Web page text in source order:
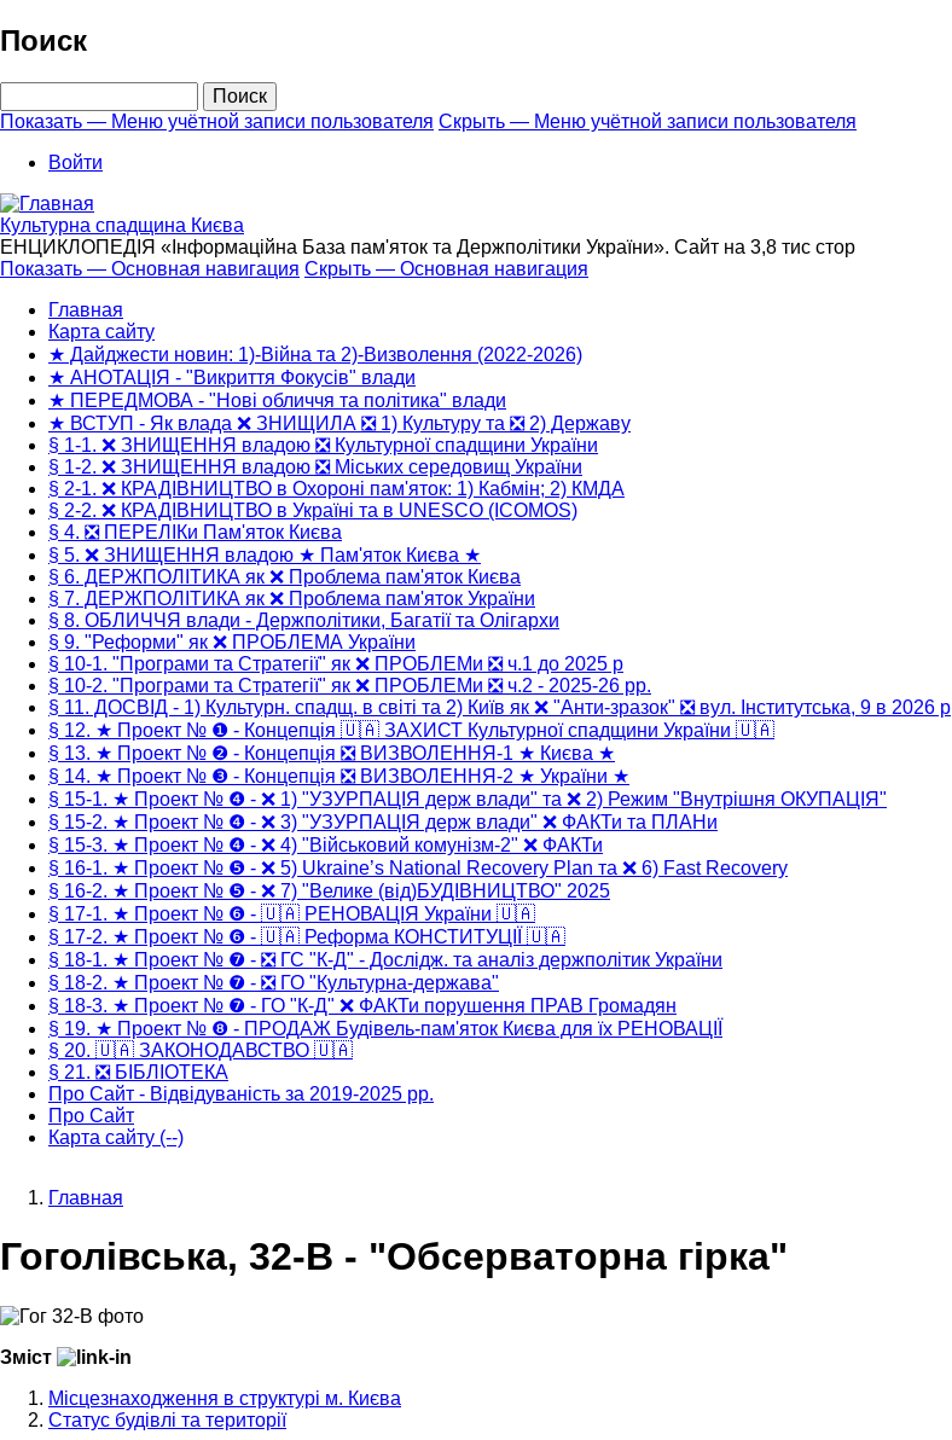
Перейти
к
основному
Поиск
Меню
учётной
записи
пользователя
Показать — Меню учётной записи пользователя Скрыть — Меню учётной записи пользователя
Войти
Культурна спадщина Києва
ЕНЦИКЛОПЕДІЯ «Інформаційна База пам'яток та Держполітики України». Сайт на 3,8 тис стор
Основная
навигация
Показать — Основная навигация Скрыть — Основная навигация
Главная
Карта сайту
★ Дайджести новин: 1)-Війна та 2)-Визволення (2022-2026)
★ АНОТАЦІЯ - "Викриття Фокусів" влади
★ ПЕРЕДМОВА - "Нові обличчя та політика" влади
★ ВСТУП - Як влада ❌ ЗНИЩИЛА ❎ 1) Культуру та ❎ 2) Державу
§ 1-1. ❌ ЗНИЩЕННЯ владою ❎ Культурної спадщини України
§ 1-2. ❌ ЗНИЩЕННЯ владою ❎ Міських середовищ України
§ 2-1. ❌ КРАДІВНИЦТВО в Охороні пам'яток: 1) Кабмін; 2) КМДА
§ 2-2. ❌ КРАДІВНИЦТВО в Україні та в UNESCO (ICOMOS)
§ 4. ❎ ПЕРЕЛІКи Пам'яток Києва
§ 5. ❌ ЗНИЩЕННЯ владою ★ Пам'яток Києва ★
§ 6. ДЕРЖПОЛІТИКА як ❌ Проблема пам'яток Києва
§ 7. ДЕРЖПОЛІТИКА як ❌ Проблема пам'яток України
§ 8. ОБЛИЧЧЯ влади - Держполітики, Багатії та Олігархи
§ 9. "Реформи" як ❌ ПРОБЛЕМА України
§ 10-1. "Програми та Стратегії" як ❌ ПРОБЛЕМи ❎ ч.1 до 2025 р
§ 10-2. "Програми та Стратегії" як ❌ ПРОБЛЕМи ❎ ч.2 - 2025-26 рр.
§ 11. ДОСВІД - 1) Культурн. спадщ. в світі та 2) Київ як ❌ "Анти-зразок" ❎ вул. Інститутська, 9 в 2026 р
§ 12. ★ Проект № ❶ - Концепція 🇺🇦 ЗАХИСТ Культурної спадщини України 🇺🇦
§ 13. ★ Проект № ❷ - Концепція ❎ ВИЗВОЛЕННЯ-1 ★ Києва ★
§ 14. ★ Проект № ❸ - Концепція ❎ ВИЗВОЛЕННЯ-2 ★ України ★
§ 15-1. ★ Проект № ❹ - ❌ 1) "УЗУРПАЦІЯ держ влади" та ❌ 2) Режим "Внутрішня ОКУПАЦІЯ"
§ 15-2. ★ Проект № ❹ - ❌ 3) "УЗУРПАЦІЯ держ влади" ❌ ФАКТи та ПЛАНи
§ 15-3. ★ Проект № ❹ - ❌ 4) "Військовий комунізм-2" ❌ ФАКТи
§ 16-1. ★ Проект № ❺ - ❌ 5) Ukraine’s National Recovery Plan та ❌ 6) Fast Recovery
§ 16-2. ★ Проект № ❺ - ❌ 7) "Велике (від)БУДІВНИЦТВО" 2025
§ 17-1. ★ Проект № ❻ - 🇺🇦 РЕНОВАЦІЯ України 🇺🇦
§ 17-2. ★ Проект № ❻ - 🇺🇦 Реформа КОНСТИТУЦІЇ 🇺🇦
§ 18-1. ★ Проект № ❼ - ❎ ГС "К-Д" - Дослідж. та аналіз держполітик України
§ 18-2. ★ Проект № ❼ - ❎ ГО "Культурна-держава"
§ 18-3. ★ Проект № ❼ - ГО "К-Д" ❌ ФАКТи порушення ПРАВ Громадян
§ 19. ★ Проект № ❽ - ПРОДАЖ Будівель-пам'яток Києва для їх РЕНОВАЦІЇ
§ 20. 🇺🇦 ЗАКОНОДАВСТВО 🇺🇦
§ 21. ❎ БІБЛІОТЕКА
Про Сайт - Відвідуваність за 2019-2025 рр.
Про Сайт
Карта сайту (--)
навигации
Главная
Гоголівська, 32-В - "Обсерваторна гірка"
Зміст
Місцезнаходження в структурі м. Києва
Статус будівлі та території